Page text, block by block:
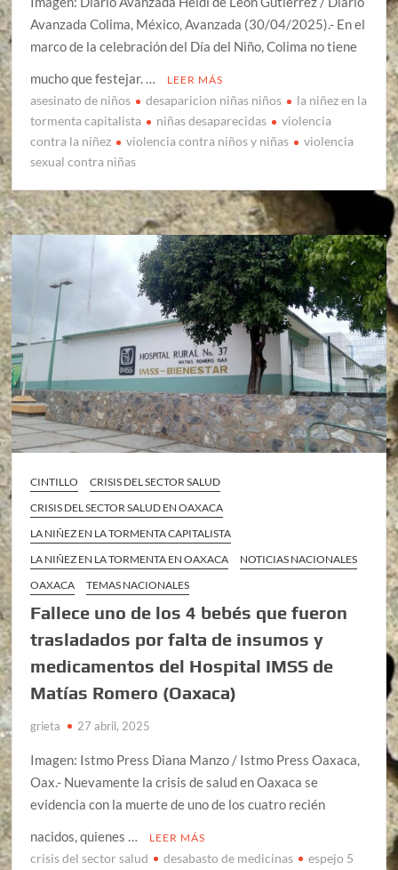
Avanzada Colima, México, Avanzada (30/04/2025).- En el
marco de la celebración del Día del Niño, Colima no tiene
mucho que festejar. …
LEER MÁS
asesinato de niños desaparicion niñas niños
la niñez en la
tormenta capitalista
niñas desaparecidas
violencia
contra la niñez
violencia contra niños y niñas
violencia
sexual contra niñas
CINTILLO
CRISIS DEL SECTOR SALUD
CRISIS DEL SECTOR SALUD EN OAXACA
LA NIÑEZ EN LA TORMENTA CAPITALISTA
LA NIÑEZ EN LA TORMENTA EN OAXACA
NOTICIAS NACIONALES
OAXACA
TEMAS NACIONALES
Fallece uno de los 4 bebés que fueron
trasladados por falta de insumos y
medicamentos del Hospital IMSS de
Matías Romero (Oaxaca)
grieta 27 abril, 2025
Imagen: Istmo Press Diana Manzo / Istmo Press Oaxaca,
Oax.- Nuevamente la crisis de salud en Oaxaca se
evidencia con la muerte de uno de los cuatro recién
nacidos, quienes …
LEER MÁS
crisis del sector salud desabasto de medicinas
espejo 5